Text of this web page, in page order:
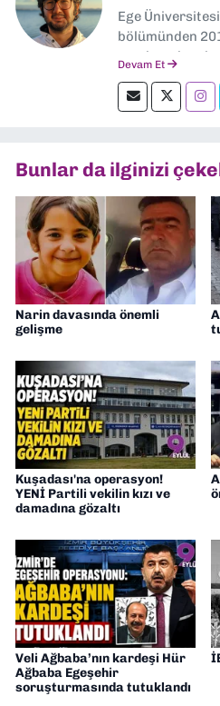
Ege
bölümünden
yerel ve ulusal
okumayı
Devam Et
Bunlar da ilginizi
Narin davasında önemli
gelişme
Kuşadası'na operasyon!
YENİ Partili vekilin kızı ve
damadına gözaltı
Veli Ağbaba’nın kardeşi Hür
Ağbaba Egeşehir
soruşturmasında tutuklandı